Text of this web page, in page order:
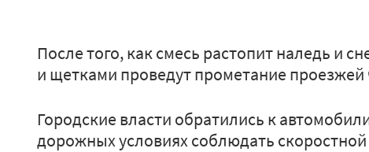
После того, как смесь растопит наледь и
и щетками проведут прометание проезжей
Городские власти обратились к
дорожных условиях соблюдать